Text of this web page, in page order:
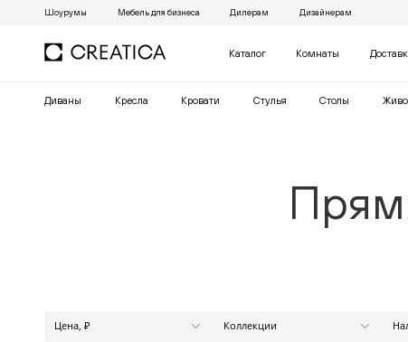
Шоурумы Мебель для бизнеса Дилерам Дизайнерам
Каталог Комнаты
Диваны Кресла Кровати Cтулья Столы
Цена, ₽
Коллекции